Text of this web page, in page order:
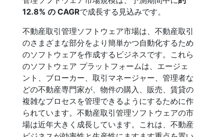
12.8% の CAGRで成長する見込みです。
不動産取引管理ソフトウェア市場は、不動産取引
のさまざまな部分をより簡単かつ自動化するため
のソフトウェアを作成するビジネスです。これら
のソフトウェア プラットフォームは、エージェ
ント、ブローカー、取引マネージャー、管理者な
どの不動産専門家が、物件の購入、販売、賃貸の
複雑なプロセスを管理できるようにするために作
られています。不動産取引管理ソフトウェアの市
場は近年大きく成長しています。これは、不動産